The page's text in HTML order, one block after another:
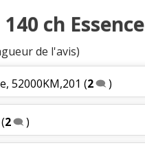
ch Essence
de l'avis)
52000KM,201 (2 )
(2 )